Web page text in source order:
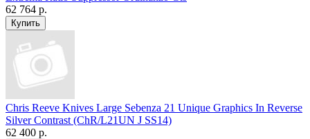
62 764 р.
Chris Reeve Knives Large Sebenza 21 Unique Graphics In Reverse
Silver Contrast (ChR/L21UN J SS14)
62 400 р.